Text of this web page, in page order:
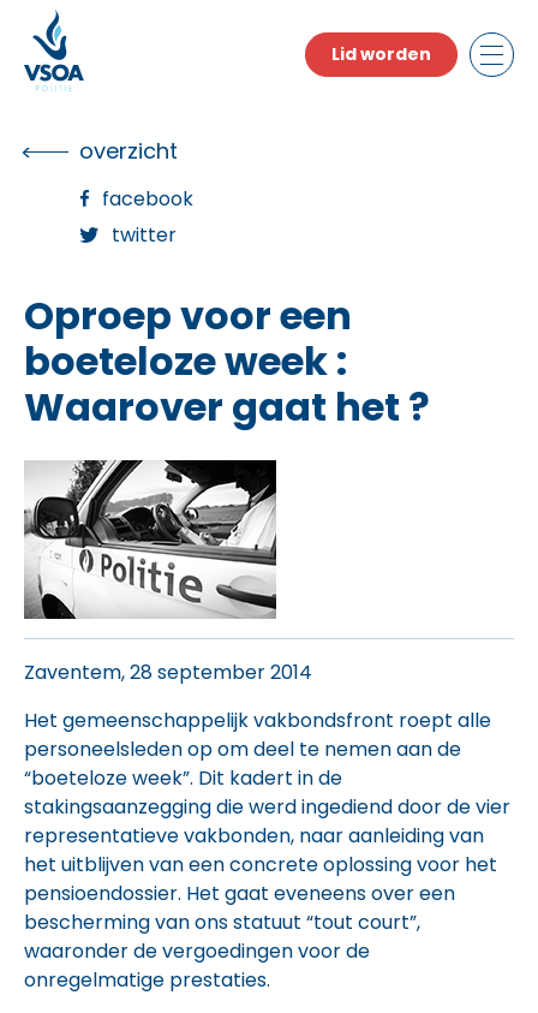
the
content
Lid worden
overzicht
facebook
twitter
Oproep voor een
boeteloze week :
Waarover gaat het ?
Zaventem, 28 september 2014
Het gemeenschappelijk vakbondsfront roept alle
personeelsleden op om deel te nemen aan de
“boeteloze week”. Dit kadert in de
stakingsaanzegging die werd ingediend door de vier
representatieve vakbonden, naar aanleiding van
het uitblijven van een concrete oplossing voor het
pensioendossier. Het gaat eveneens over een
bescherming van ons statuut “tout court”,
waaronder de vergoedingen voor de
onregelmatige prestaties.